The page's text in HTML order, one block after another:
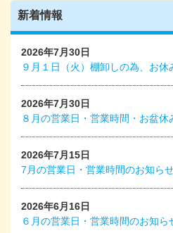
新着情報
2026年7月30日
９月１日（火）棚卸しの為、お
2026年7月30日
８月の営業日・営業時間・お盆休
2026年7月15日
7月の営業日・営業時間のお知ら
2026年6月16日
６月の営業日・営業時間のお知ら